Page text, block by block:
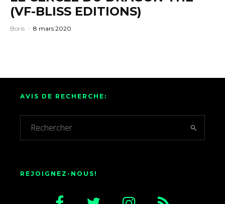
(VF-BLISS EDITIONS)
Boris · 8 mars 2020
AVIS DE RECHERCHE:
REJOIGNEZ-NOUS!